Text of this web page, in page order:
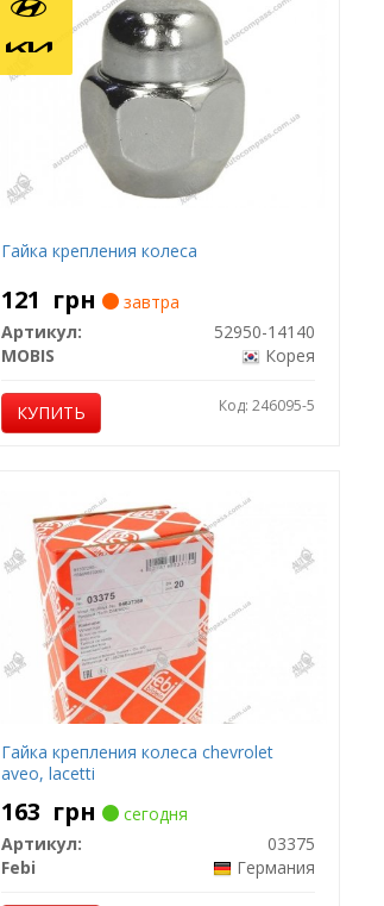
Гайка крепления колеса
121 грн
завтра
Артикул:
52950-14140
MOBIS
Корея
КУПИТЬ Код: 246095-5
Гайка крепления колеса chevrolet
aveo, lacetti
163 грн
сегодня
Артикул:
03375
Febi
Германия